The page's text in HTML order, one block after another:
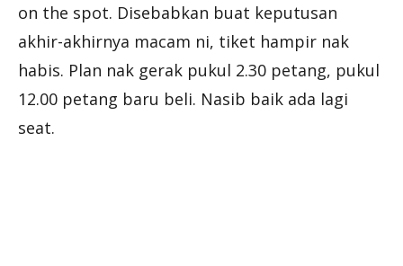
on the spot. Disebabkan buat keputusan
akhir-akhirnya macam ni, tiket hampir nak
habis. Plan nak gerak pukul 2.30 petang, pukul
12.00 petang baru beli. Nasib baik ada lagi
seat.